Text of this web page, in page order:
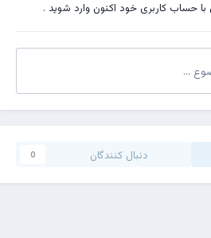
با حساب کاربری خود اکنون وارد شوید.
...
دنبال کنندگان 0